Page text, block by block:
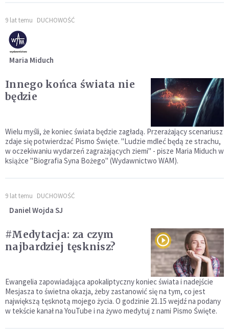
9 lat temu DUCHOWOŚĆ
Maria Miduch
Innego końca świata nie
będzie
Wielu myśli, że koniec świata będzie zagładą. Przerażający scenariusz
zdaje się potwierdzać Pismo Święte. "Ludzie mdleć będą ze strachu,
w oczekiwaniu wydarzeń zagrażających ziemi" - pisze Maria Miduch w
książce "Biografia Syna Bożego" (Wydawnictwo WAM).
9 lat temu DUCHOWOŚĆ
Daniel Wojda SJ
#Medytacja: za czym
najbardziej tęsknisz?
Ewangelia zapowiadająca apokaliptyczny koniec świata i nadejście
Mesjasza to świetna okazja, żeby zastanowić się na tym, co jest
największą tęsknotą mojego życia. O godzinie 21.15 wejdź na podany
w tekście kanał na YouTube i na żywo medytuj z nami Pismo Święte.